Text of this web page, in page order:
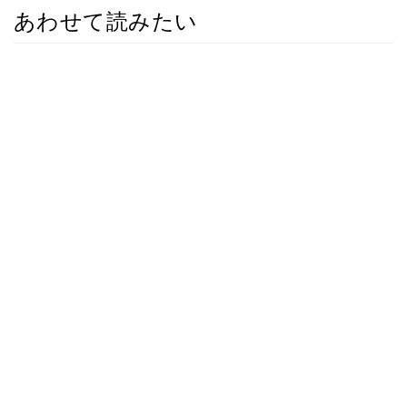
あわせて読みたい